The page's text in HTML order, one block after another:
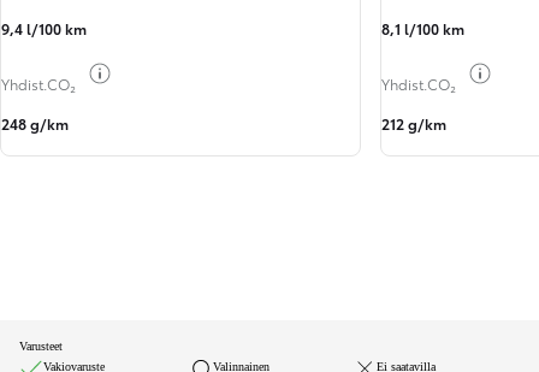
9,4 l/100 km
Yhdist.CO₂
248 g/km
8,1 l/100 km
Yhdist.CO₂
212 g/km
Varusteet
Vakiovaruste
Valinnainen Ei saatavilla